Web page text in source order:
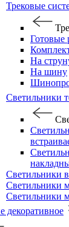
Трековые
Готовые
На
На шину
Светильники
Светильники
Светильники
Светильники
декоративное